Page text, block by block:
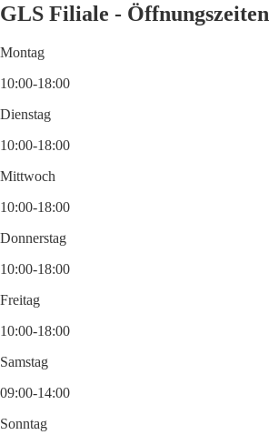
GLS Filiale - Öffnungszeiten
Montag
10:00-18:00
Dienstag
10:00-18:00
Mittwoch
10:00-18:00
Donnerstag
10:00-18:00
Freitag
10:00-18:00
Samstag
09:00-14:00
Sonntag